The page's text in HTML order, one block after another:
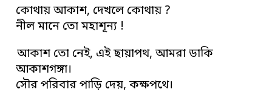
কোথায় আকাশ, দেখলে কোথায় ?
নীল মানে তো মহাশূন্য !
আকাশ তো নেই, এই ছায়াপথ, আমরা ডাকি
আকাশগঙ্গা।
সৌর পরিবার পাড়ি দেয়, কক্ষপথে।